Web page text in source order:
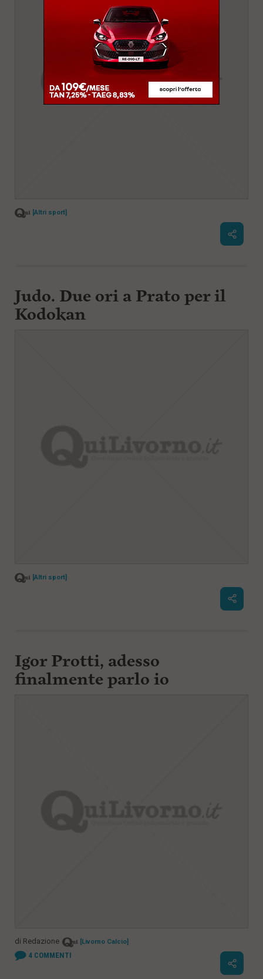
[Altri sport]
Judo. Due ori a Prato per il
Kodokan
[Altri sport]
Igor Protti, adesso
finalmente parlo io
di Redazione [Livorno Calcio]
4COMMENTI